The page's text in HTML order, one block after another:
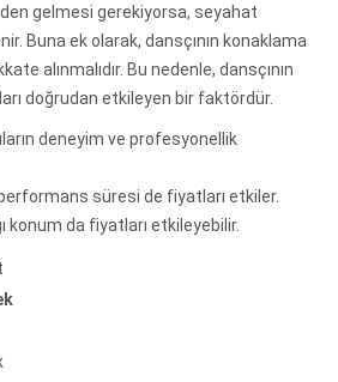
gelmesi gerekiyorsa, seyahat
Buna ek olarak, dansçının konaklama
alınmalıdır. Bu nedenle, dansçının
doğrudan etkileyen bir faktördür.
deneyim ve profesyonellik
performans süresi de fiyatları etkiler.
konum da fiyatları etkileyebilir.